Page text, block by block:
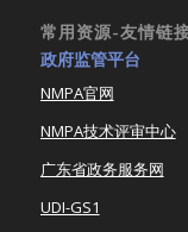
常用资源-友情链
政府监管平台
NMPA官网
NMPA技术评审中心
广东省政务服务网
UDI-GS1